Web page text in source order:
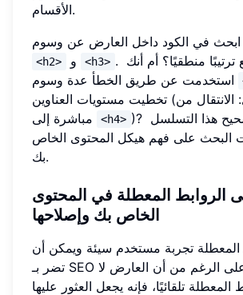
الأقسام.
<h2> <h3> . هل تتبع ترتيبًا منطقيًا؟ أم أنك
<h4> )? يساعد تصحيح هذا التسلسل
البحث على فهم هيكل المحتوى الخاص
بك.
الروابط المعطلة في المحتوى
الخاص بك وإصلاحها
المعطلة تجربة مستخدم سيئة ويمكن أن
تضر بـ SEO الخاص بك. على الرغم من أن العارض لا
تلقائيًا، فإنه يجعل العثور عليها